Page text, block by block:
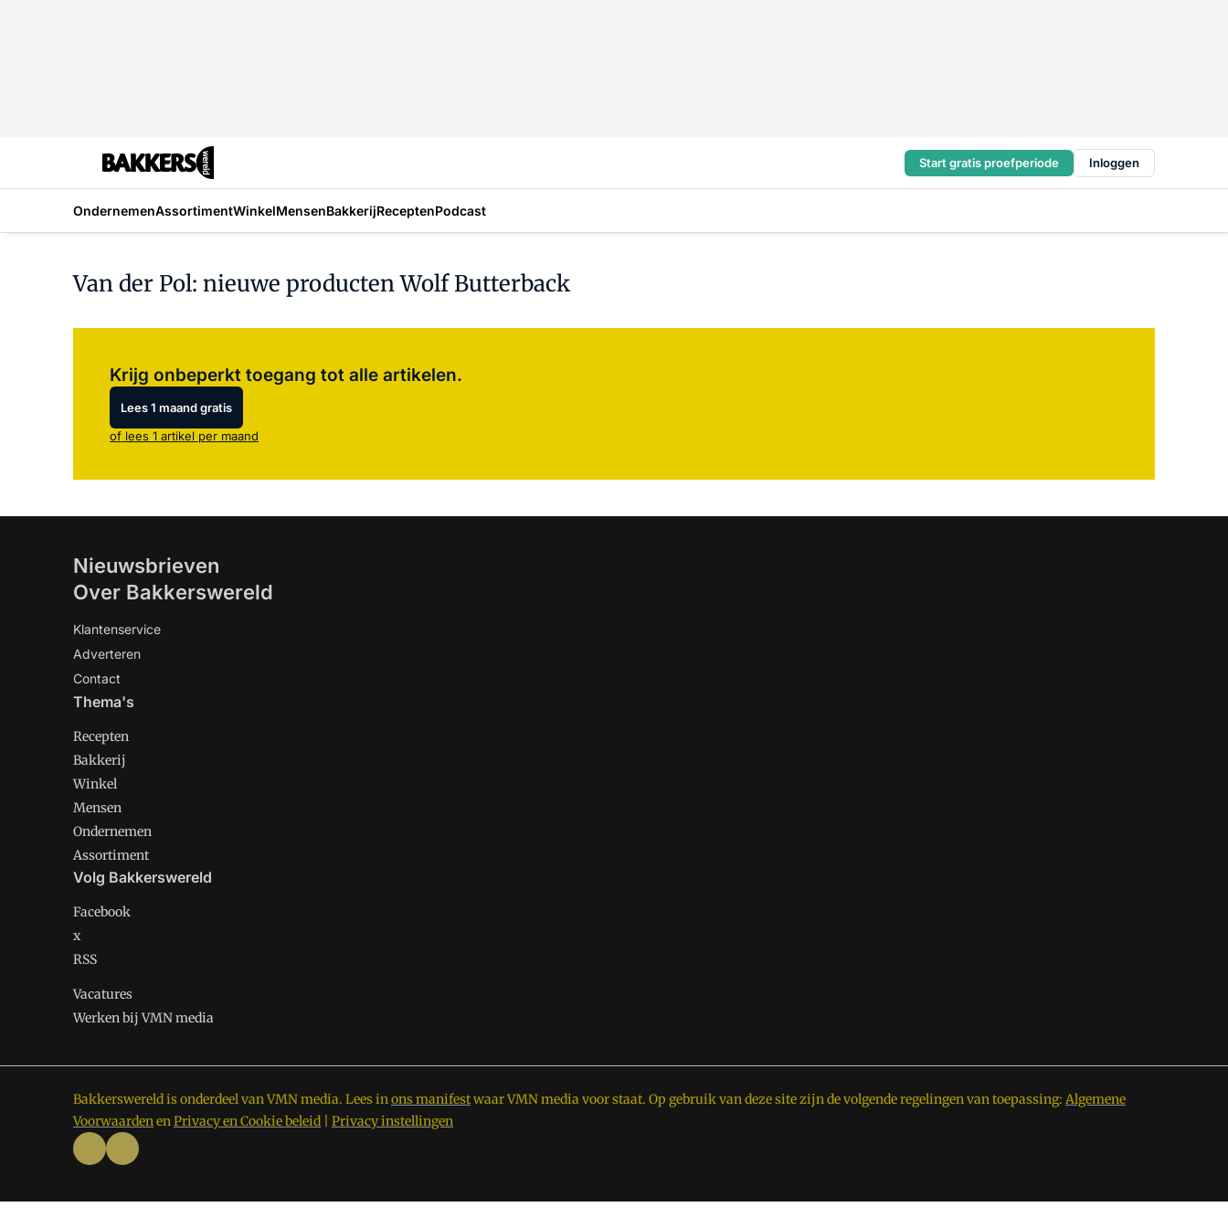
Start gratis proefperiode Inloggen
OndernemenAssortimentWinkelMensenBakkerijReceptenPodcast
Van der Pol: nieuwe producten Wolf Butterback
Krijg onbeperkt toegang tot alle artikelen.
Lees 1 maand gratis
of lees 1 artikel per maand
Nieuwsbrieven
Over Bakkerswereld
Klantenservice
Adverteren
Contact
Thema's
Recepten
Bakkerij
Winkel
Mensen
Ondernemen
Assortiment
Volg Bakkerswereld
Facebook
x
RSS
Vacatures
Werken bij VMN media
Bakkerswereld is onderdeel van VMN media. Lees inons manifestwaar VMN media voor staat. Op gebruik van deze site zijn de volgende regelingen van toepassing: Algemene
VoorwaardenenPrivacy en Cookie beleid Privacy instellingen